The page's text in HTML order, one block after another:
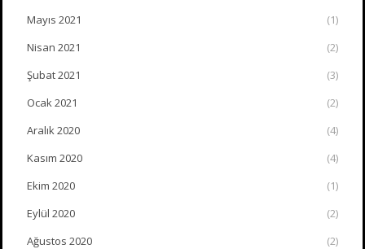
Mayıs 2021
(1)
Nisan 2021
(2)
Şubat 2021
(3)
Ocak 2021
(2)
Aralık 2020
(4)
Kasım 2020
(4)
Ekim 2020
(1)
Eylül 2020
(2)
Ağustos 2020
(2)